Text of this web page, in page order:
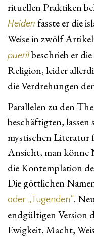
rituellen Praktiken
Heiden fasste er die
Weise in zwölf
puerilbeschrieb er
Religion, leider
die Verdrehungen
Parallelen zu den
beschäftigten, lassen
mystischen Literatur
Ansicht, man könne
die Kontemplation
Die göttlichen
oder „Tugenden“.
endgültigen Version
Ewigkeit, Macht,